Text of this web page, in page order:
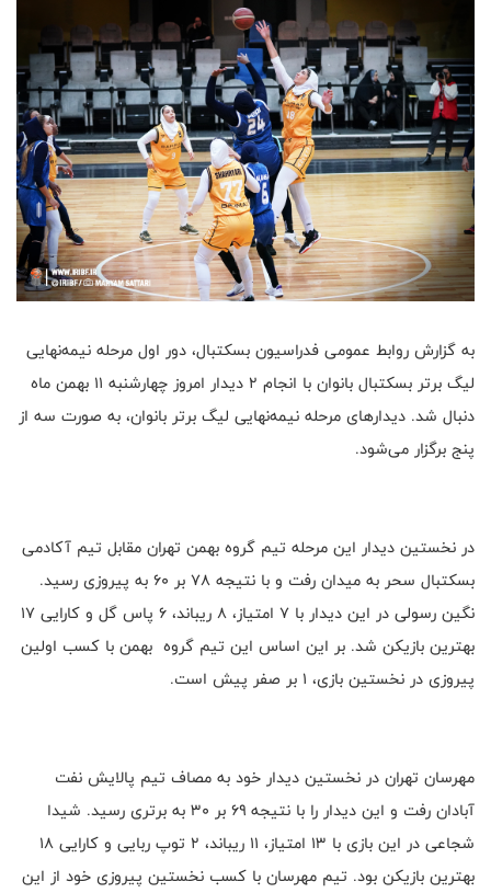
به گزارش روابط عمومی فدراسیون بسکتبال، دور اول مرحله نیمه‌نهایی
لیگ برتر بسکتبال بانوان با انجام ۲ دیدار امروز چهارشنبه ۱۱ بهمن ماه
دنبال شد. دیدارهای مرحله نیمه‌نهایی لیگ برتر بانوان، به صورت سه از
پنج برگزار می‌شود.
در نخستین دیدار این مرحله تیم گروه بهمن تهران مقابل تیم آکادمی
بسکتبال سحر به میدان رفت و با نتیجه ۷۸ بر ۶۰ به پیروزی رسید.
نگین رسولی در این دیدار با ۷ امتیاز، ۸ ریباند، ۶ پاس گل و کارایی ۱۷
بهترین بازیکن شد. بر این اساس این تیم گروه بهمن با کسب اولین
پیروزی در نخستین بازی، ۱ بر صفر پیش است.
مهرسان تهران در نخستین دیدار خود به مصاف تیم پالایش نفت
آبادان رفت و این دیدار را با نتیجه ۶۹ بر ۳۰ به برتری رسید. شیدا
شجاعی در این بازی با ۱۳ امتیاز، ۱۱ ریباند، ۲ توپ ربایی و کارایی ۱۸
بهترین بازیکن بود. تیم مهرسان با کسب نخستین پیروزی خود از این